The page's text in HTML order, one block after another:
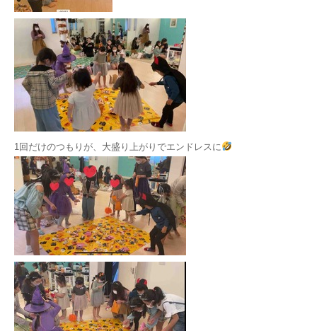
1回だけのつもりが、大盛り上がりでエンドレスに